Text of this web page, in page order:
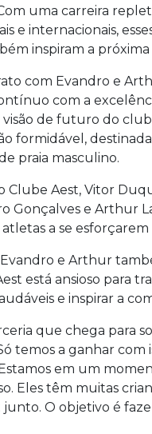
uma carreira
e internacionais,
inspiram a
com Evandro e
com a
visão de futuro do
formidável,
praia masculino.
Clube Aest, Vitor
Gonçalves e Arthur
a se esforçarem
e Arthur
está ansioso para
e inspirar a
que chega para
temos a ganhar
em um
Eles têm muitas
junto. O objetivo é